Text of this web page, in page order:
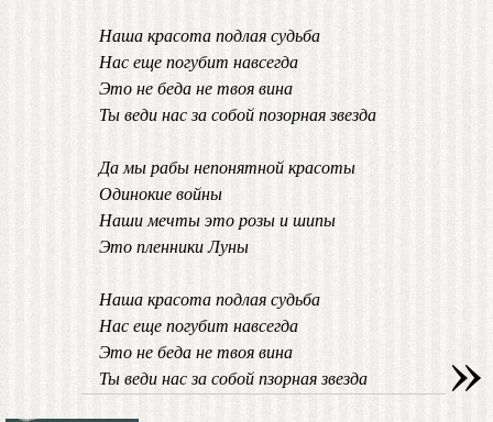
Наша красота подлая судьба
Нас еще погубит навсегда
Это не беда не твоя вина
Ты веди нас за собой позорная звезда
Да мы рабы непонятной красоты
Одинокие войны
Наши мечты это розы и шипы
Это пленники Луны
Наша красота подлая судьба
Нас еще погубит навсегда
Это не беда не твоя вина
Ты веди нас за собой пзорная звезда
»